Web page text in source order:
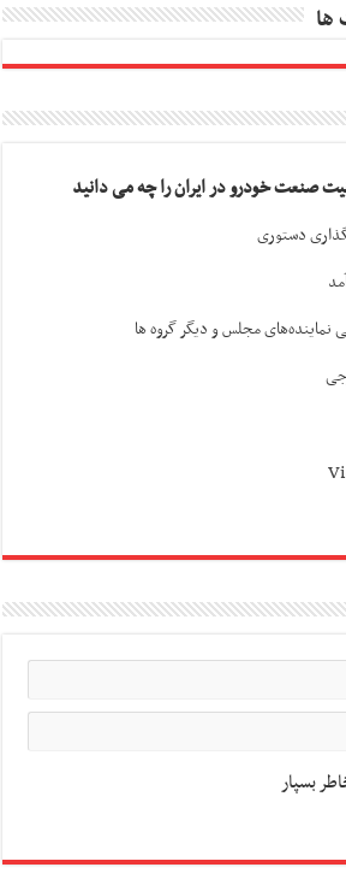
صنعت خودرو در ایران را چه می دانید
دستوری
مجلس و دیگر گروه ها
بسپار